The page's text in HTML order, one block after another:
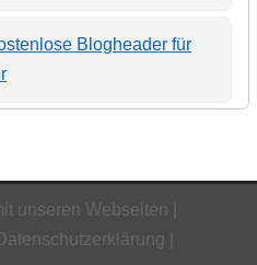
Blogheader für
unseren Webseiten